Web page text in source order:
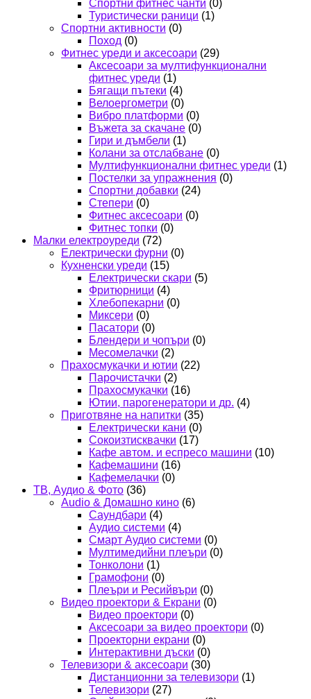
Спортни фитнес чанти (0)
Туристически раници (1)
Спортни активности (0)
Поход (0)
Фитнес уреди и аксесоари (29)
Аксесоари за мултифункционални
фитнес уреди (1)
Бягащи пътеки (4)
Велоергометри (0)
Вибро платформи (0)
Въжета за скачане (0)
Гири и дъмбели (1)
Колани за отслабване (0)
Мултифункционални фитнес уреди (1)
Постелки за упражнения (0)
Спортни добавки (24)
Степери (0)
Фитнес аксесоари (0)
Фитнес топки (0)
Малки електроуреди (72)
Електрически фурни (0)
Кухненски уреди (15)
Електрически скари (5)
Фритюрници (4)
Хлебопекарни (0)
Миксери (0)
Пасатори (0)
Блендери и чопъри (0)
Месомелачки (2)
Прахосмукачки и ютии (22)
Парочистачки (2)
Прахосмукачки (16)
Ютии, парогенератори и др. (4)
Приготвяне на напитки (35)
Електрически кани (0)
Сокоизтисквачки (17)
Кафе автом. и еспресо машини (10)
Кафемашини (16)
Кафемелачки (0)
ТВ, Аудио & Фото (36)
Audio & Домашно кино (6)
Саундбари (4)
Аудио системи (4)
Смарт Аудио системи (0)
Мултимедийни плеъри (0)
Тонколони (1)
Грамофони (0)
Плеъри и Ресийвъри (0)
Видео проектори & Екрани (0)
Видео проектори (0)
Аксесоари за видео проектори (0)
Проекторни екрани (0)
Интерактивни дъски (0)
Телевизори & аксесоари (30)
Дистанционни за телевизори (1)
Телевизори (27)